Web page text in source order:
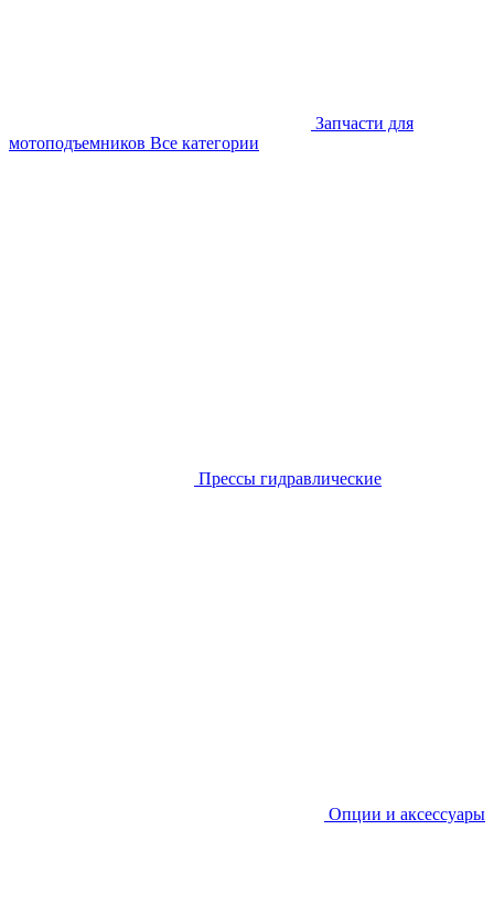
Запчасти для
мотоподъемников Все категории
Прессы гидравлические
Опции и аксессуары